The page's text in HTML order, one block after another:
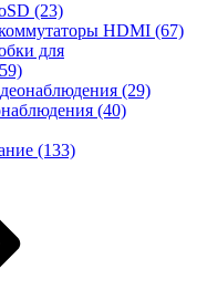
(23)
HDMI (67)
для
(29)
(40)
(133)